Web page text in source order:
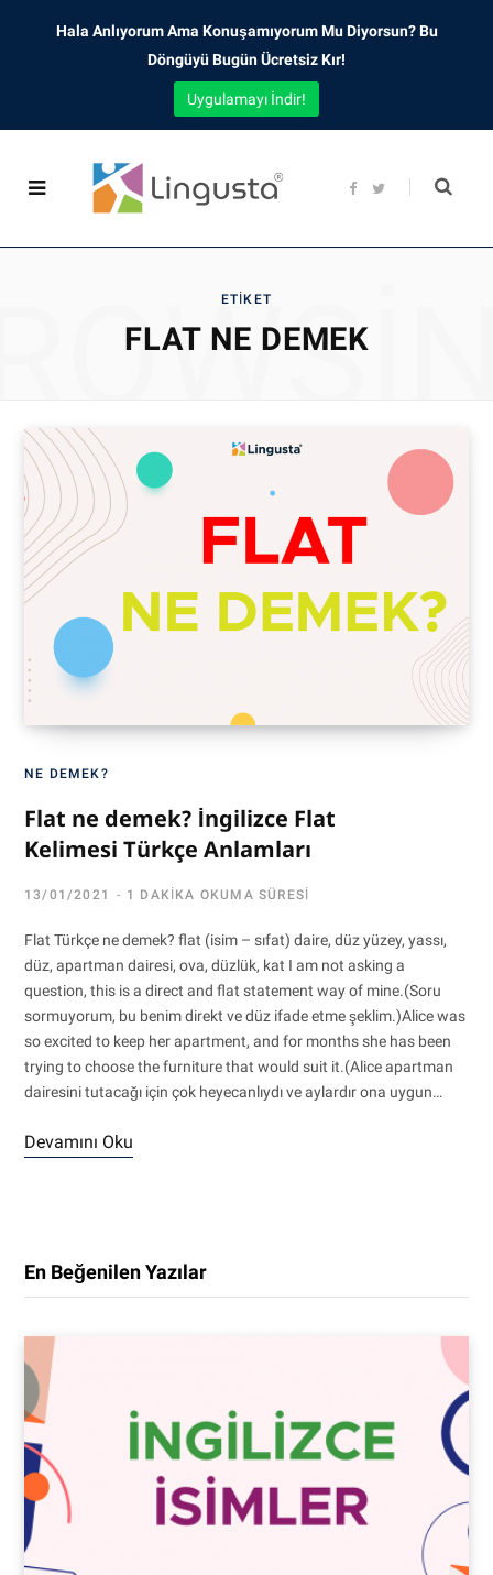
F
b
t
ETIKET
FLAT NE DEMEK
NE DEMEK?
Flat ne demek? İngilizce Flat
Kelimesi Türkçe Anlamları
13/01/2021 1 DAKIKA OKUMA SÜRESI
Flat Türkçe ne demek? flat (isim – sıfat) daire, düz yüzey, yassı,
düz, apartman dairesi, ova, düzlük, kat I am not asking a
question, this is a direct and flat statement way of mine.(Soru
sormuyorum, bu benim direkt ve düz ifade etme şeklim.)Alice was
so excited to keep her apartment, and for months she has been
trying to choose the furniture that would suit it.(Alice apartman
dairesini tutacağı için çok heyecanlıydı ve aylardır ona uygun…
Devamını Oku
En Beğenilen Yazılar
Hala Anlıyorum Ama Konuşamıyorum Mu Diyorsun? Bu
Döngüyü Bugün Ücretsiz Kır!
Uygulamayı İndir!